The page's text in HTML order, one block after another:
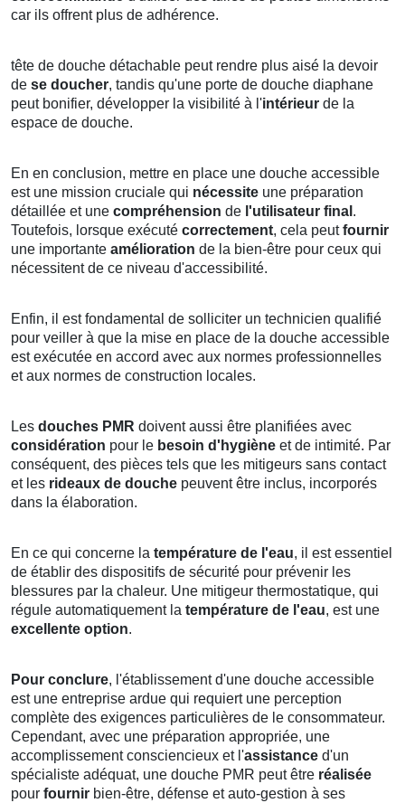
car ils offrent plus de adhérence.
tête de douche détachable peut rendre plus aisé la devoir
de se doucher, tandis qu'une porte de douche diaphane
peut bonifier, développer la visibilité à l'intérieur de la
espace de douche.
En en conclusion, mettre en place une douche accessible
est une mission cruciale qui nécessite une préparation
détaillée et une compréhension de l'utilisateur final .
Toutefois, lorsque exécuté correctement, cela peutfournir
une importante amélioration de la bien-être pour ceux qui
nécessitent de ce niveau d'accessibilité.
Enfin, il est fondamental de solliciter un technicien qualifié
pour veiller à que la mise en place de la douche accessible
est exécutée en accord avec aux normes professionnelles
et aux normes de construction locales.
Les douches PMR doivent aussi être planifiées avec
considération pour le besoin d'hygiène et de intimité. Par
conséquent, des pièces tels que les mitigeurs sans contact
et les rideaux de douche peuvent être inclus, incorporés
dans la élaboration.
En ce qui concerne la température de l'eau, il est essentiel
de établir des dispositifs de sécurité pour prévenir les
blessures par la chaleur. Une mitigeur thermostatique, qui
régule automatiquement la température de l'eau, est une
excellente option.
Pour conclure, l'établissement d'une douche accessible
est une entreprise ardue qui requiert une perception
complète des exigences particulières de le consommateur.
Cependant, avec une préparation appropriée, une
accomplissement consciencieux et l'assistance d'un
spécialiste adéquat, une douche PMR peut être réalisée
pour fournir bien-être, défense et auto-gestion à ses